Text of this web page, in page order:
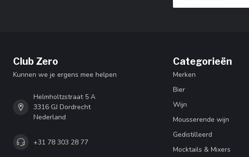
Club Zero
Kunnen we je ergens mee helpen
Helmholtzstraat 5 A
3316 GJ Dordrecht
Nederland
+31 78 303 28 77
Categorieën
Merken
Bier
Wijn
Mousserende wijn
Gedistilleerd
Mocktails & Mixers